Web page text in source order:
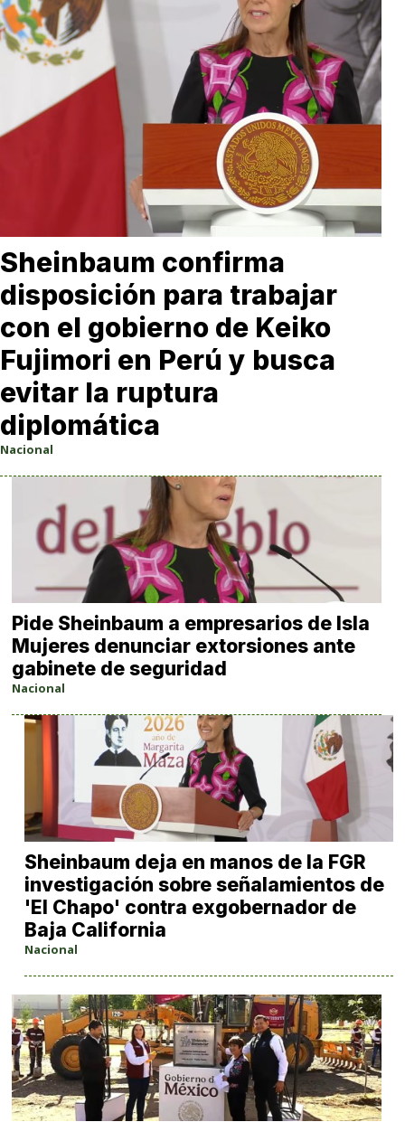
Sheinbaum confirma
disposición para trabajar
con el gobierno de Keiko
Fujimori en Perú y busca
evitar la ruptura
diplomática
Nacional
Pide Sheinbaum a empresarios de Isla
Mujeres denunciar extorsiones ante
gabinete de seguridad
Nacional
Sheinbaum deja en manos de la FGR
investigación sobre señalamientos de
'El Chapo' contra exgobernador de
Baja California
Nacional